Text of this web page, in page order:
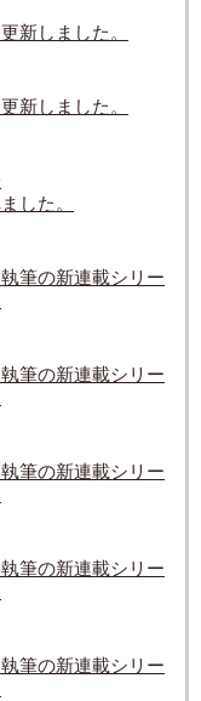
新しました。
新しました。
した。
筆の新連載シリー
筆の新連載シリー
筆の新連載シリー
筆の新連載シリー
筆の新連載シリー